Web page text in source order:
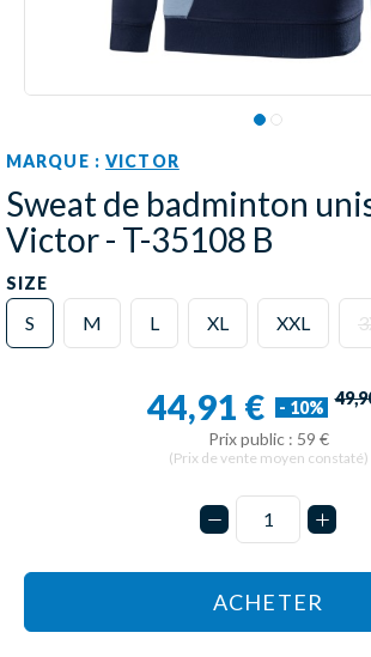
MARQUE :VICTOR
Sweat de badminton
Victor - T-35108 B
SIZE
S M L XL XXL
44,91 € - 10%
Prix public : 59 €
(Prix de vente moyen constaté)
ACHETER